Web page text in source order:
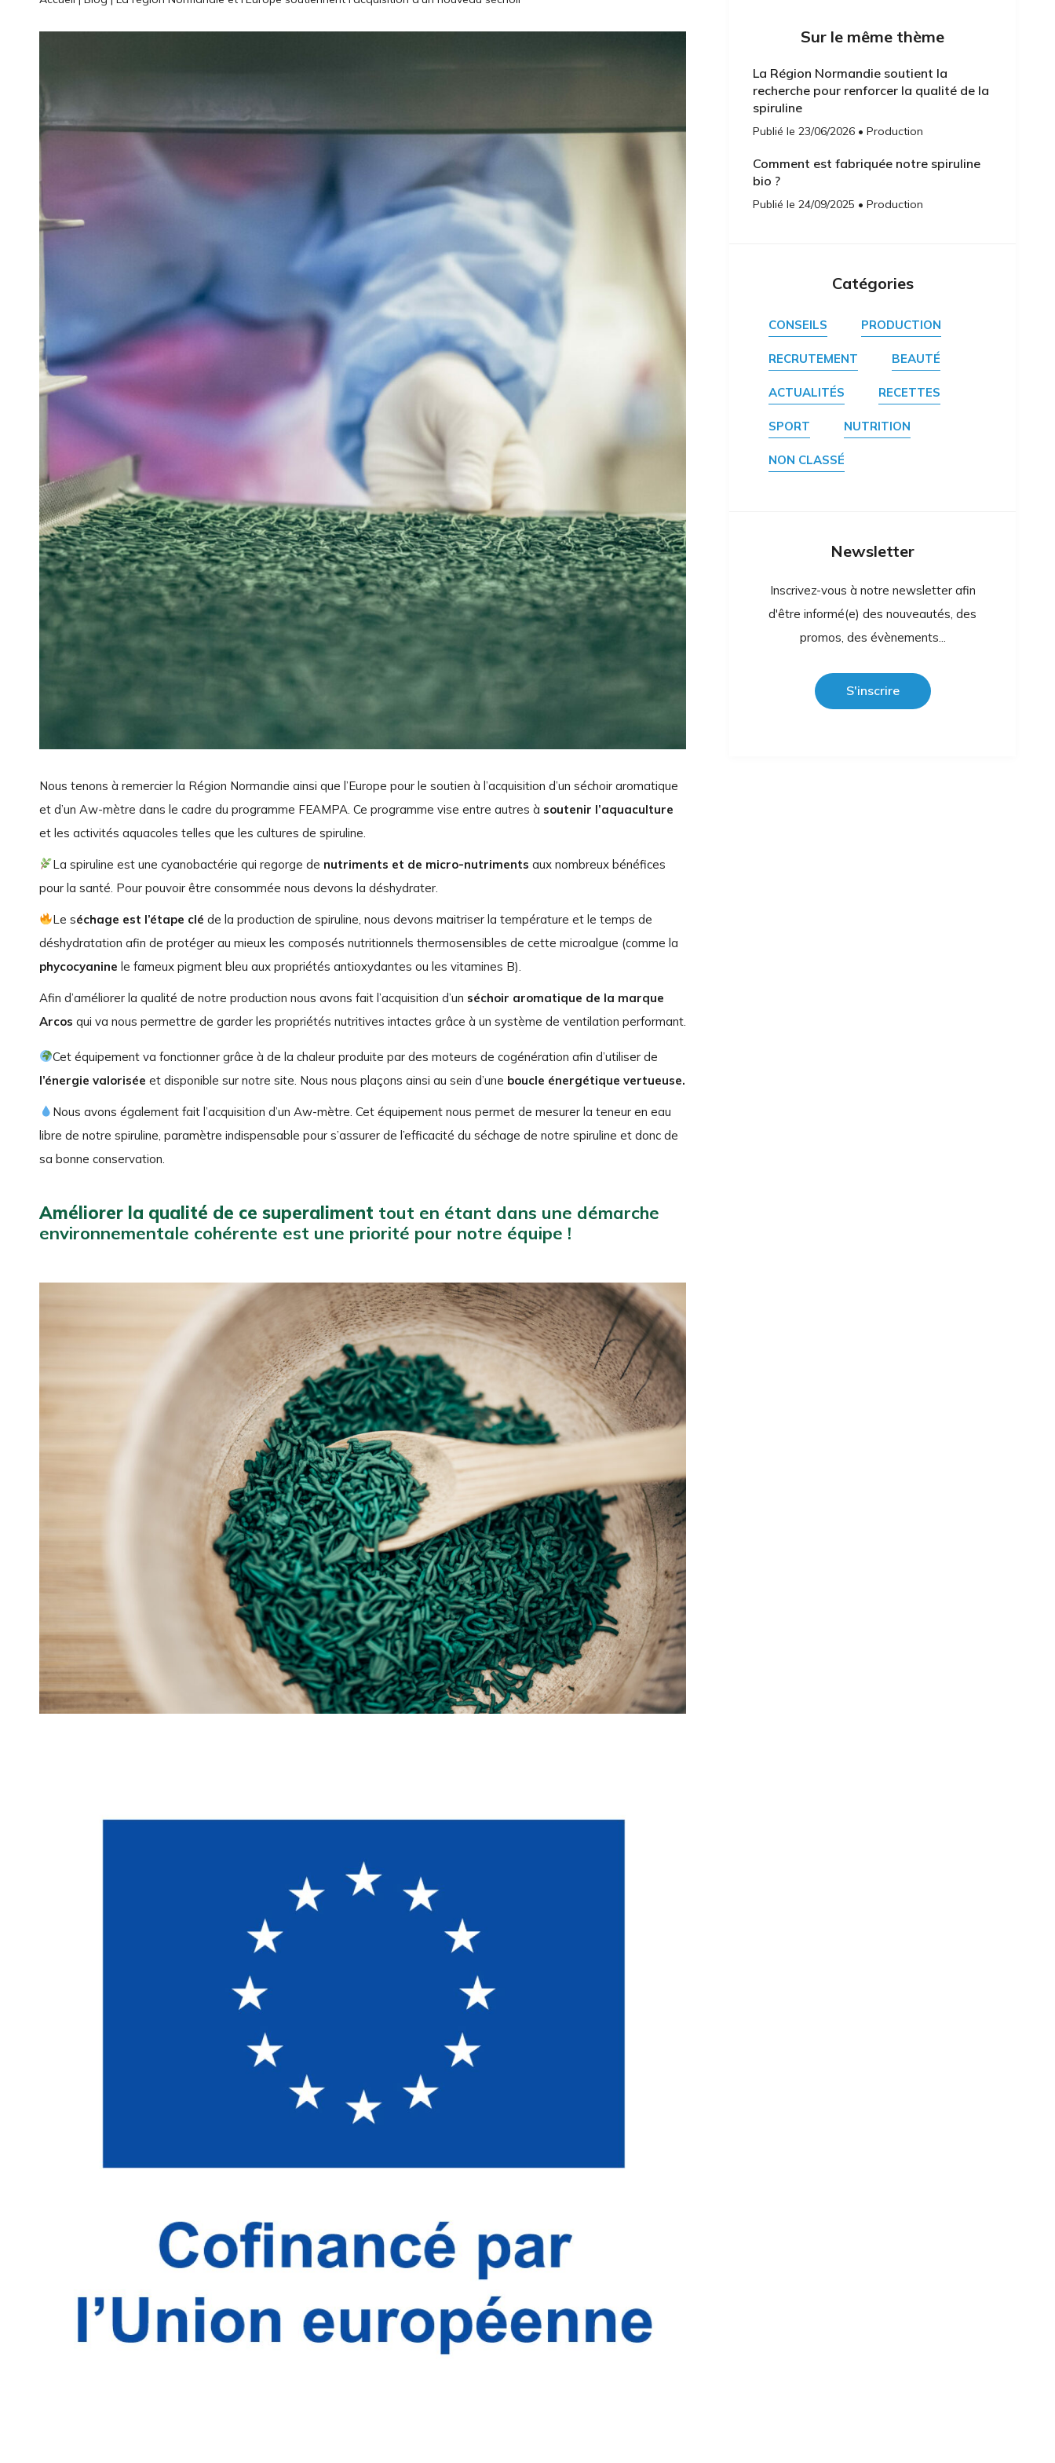
Nous tenons à remercier la Région Normandie ainsi que l’Europe pour le soutien à l’acquisition d’un séchoir aromatique
et d’un Aw-mètre dans le cadre du programme FEAMPA. Ce programme vise entre autres à soutenir l’aquaculture
et les activités aquacoles telles que les cultures de spiruline.
La spiruline est une cyanobactérie qui regorge de nutriments et de micro-nutriments aux nombreux bénéfices
pour la santé. Pour pouvoir être consommée nous devons la déshydrater.
Le séchage est l’étape clé de la production de spiruline, nous devons maitriser la température et le temps de
déshydratation afin de protéger au mieux les composés nutritionnels thermosensibles de cette microalgue (comme la
phycocyanine le fameux pigment bleu aux propriétés antioxydantes ou les vitamines B).
Afin d’améliorer la qualité de notre production nous avons fait l’acquisition d’un séchoir aromatique de la marque
Arcos qui va nous permettre de garder les propriétés nutritives intactes grâce à un système de ventilation performant.
Cet équipement va fonctionner grâce à de la chaleur produite par des moteurs de cogénération afin d’utiliser de
l’énergie valorisée et disponible sur notre site. Nous nous plaçons ainsi au sein d’une boucle énergétique vertueuse.
Nous avons également fait l’acquisition d’un Aw-mètre. Cet équipement nous permet de mesurer la teneur en eau
libre de notre spiruline, paramètre indispensable pour s’assurer de l’efficacité du séchage de notre spiruline et donc de
sa bonne conservation.
Améliorer la qualité de ce superaliment tout en étant dans une démarche
environnementale cohérente est une priorité pour notre équipe !
Sur le même thème
La Région Normandie soutient la
recherche pour renforcer la qualité de la
spiruline
Publié le 23/06/2026 • Production
Comment est fabriquée notre spiruline
bio ?
Publié le 24/09/2025 • Production
Catégories
CONSEILS PRODUCTION
RECRUTEMENT BEAUTÉ
ACTUALITÉS RECETTES
SPORT NUTRITION
NON CLASSÉ
Newsletter
Inscrivez-vous à notre newsletter afin
d'être informé(e) des nouveautés, des
promos, des évènements...
S'inscrire